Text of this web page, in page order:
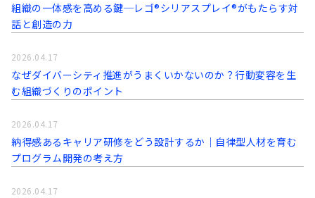
組織の一体感を高める鍵─レゴ®シリアスプレイ®がもたらす対
話と創造の力
なぜダイバーシティ推進がうまくいかないのか？行動変容を生
む組織づくりのポイント
2026.04.17
納得感あるキャリア研修をどう設計するか｜自律型人材を育む
プログラム開発の考え方
2026.04.17
2026.04.17